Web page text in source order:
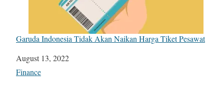
Garuda Indonesia Tidak Akan Naikan Harga Tiket Pesawat
Date
August 13, 2022
In relation to
Finance